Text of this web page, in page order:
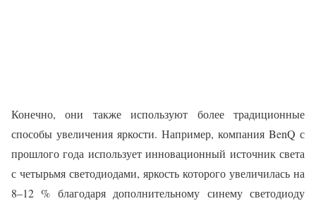
Конечно, они также используют более традиционные
способы увеличения яркости. Например, компания BenQ с
прошлого года использует инновационный источник света
с четырьмя светодиодами, яркость которого увеличилась на
8–12 % благодаря дополнительному синему светодиоду